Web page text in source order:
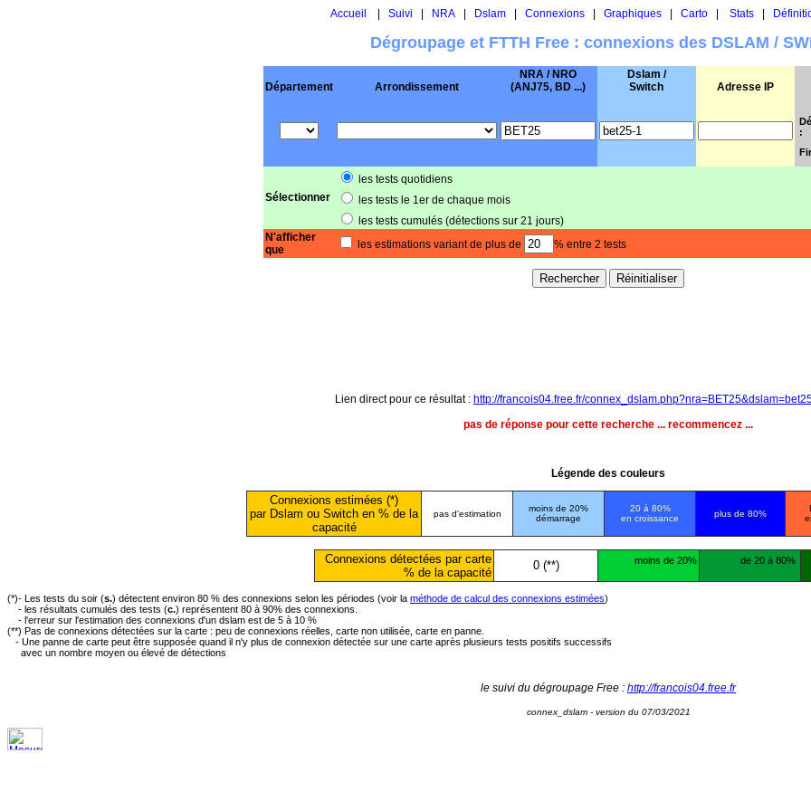
Accueil Suivi NRA| Dslam| Connexions| Graphiques| Carto| Stats|
Dégroupage et FTTH Free : connexions des DSLAM /
Département Arrondissement
NRA / NRO
(ANJ75, BD ...)
Dslam /
Switch
Adresse IP
:
Sélectionner
les tests quotidiens
les tests le 1er de chaque mois
les tests cumulés (détections sur 21 jours)
N'afficher
que
les estimations variant de plus de % entre 2 tests
Lien direct pour ce résultat : http://francois04.free.fr/
pas de réponse pour cette recherche ... recommencez ...
Légende des couleurs
Connexions estimées (*)
par Dslam ou Switch en % de la
capacité
pas d'estimation
moins de 20%
démarrage
20 à 80%
en croissance
plus de 80%
Connexions détectées par carte
% de la capacité
0 (**) moins de 20% de 20 à 80%
(*)- Les tests du soir (s.) détectent environ 80 % des connexions selon les périodes (voir la méthode de calcul des connexions estimées)
- les résultats cumulés des tests (c.) représentent 80 à 90% des connexions.
- l'erreur sur l'estimation des connexions d'un dslam est de 5 à 10 %
(**) Pas de connexions détectées sur la carte : peu de connexions réelles, carte non utilisée, carte en panne.
- Une panne de carte peut être supposée quand il n'y plus de connexion détectée sur une carte après plusieurs tests positifs successifs
avec un nombre moyen ou élevé de détections
le suivi du dégroupage Free : http://francois04.free.fr
connex_dslam - version du 07/03/2021